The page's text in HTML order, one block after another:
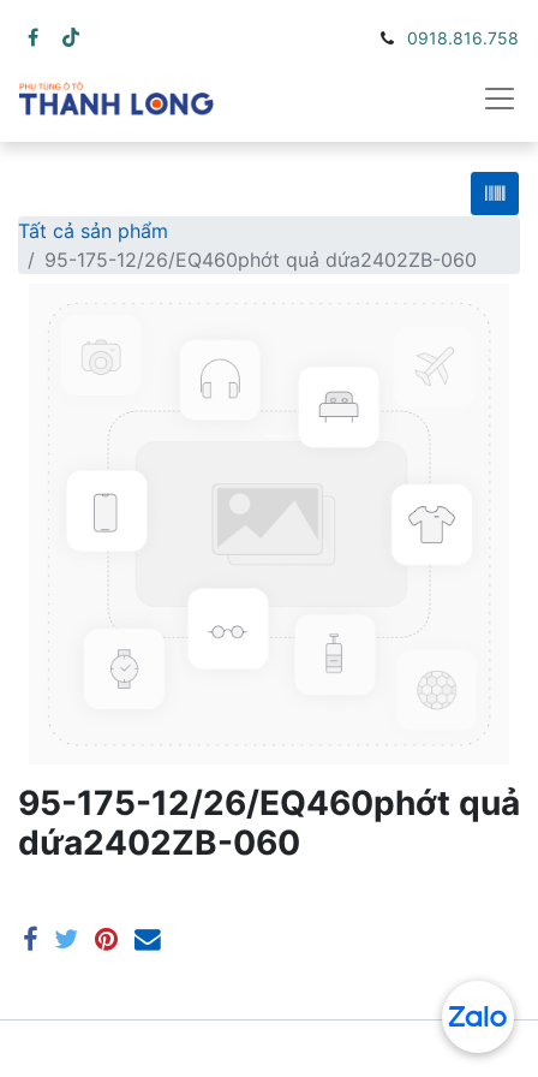
0918.816.758
Tất cả sản phẩm
95-175-12/26/EQ460phớt quả dứa2402ZB-060
95-175-12/26/EQ460phớt quả
dứa2402ZB-060